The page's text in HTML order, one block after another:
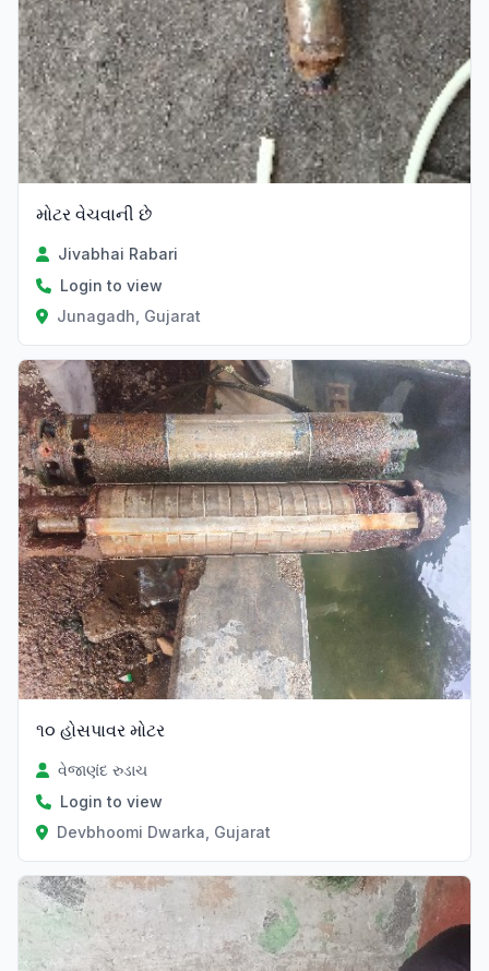
મોટર વેચવાની છે
Jivabhai Rabari
Login to view
Junagadh, Gujarat
૧૦ હોસપાવર મોટર
વેજાણંદ રુડાચ
Login to view
Devbhoomi Dwarka, Gujarat